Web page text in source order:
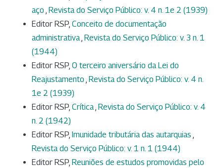
aço , Revista do Serviço Público: v. 4 n. 1e 2 (1939)
Editor RSP, Conceito de documentação
administrativa, Revista do Serviço Público: v. 3 n. 1
(1944)
Editor RSP, O terceiro aniversário da Lei do
Reajustamento , Revista do Serviço Público: v. 4 n.
1e 2 (1939)
Editor RSP, Crítica, Revista do Serviço Público: v. 4
n. 2 (1942)
Editor RSP, Imunidade tributária das autarquias ,
Revista do Serviço Público: v. 1 n. 1 (1944)
Editor RSP, Reuniões de estudos promovidas pelo